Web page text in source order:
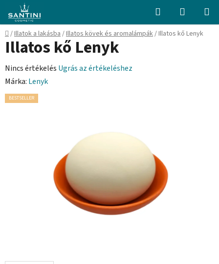
fő
tartalomhoz
Keresés KOSÁR
Kezdőlap
/Illatok a lakásba/Illatos kövek és aromalámpák/Illatos kő Lenyk
Illatos kő Lenyk
A
termék
átlagos
Nincs értékelés Ugrás az értékeléshez
Márka: Lenyk
BESTSELLER